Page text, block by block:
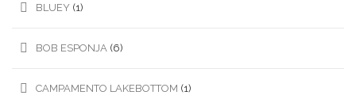
BLUEY (1)
BOB ESPONJA (6)
CAMPAMENTO LAKEBOTTOM (1)